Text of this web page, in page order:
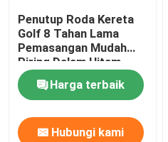
Penutup Roda Kereta
Golf 8 Tahan Lama
Pemasangan Mudah
Piring Dalam Hitam
Mengkilap
Harga terbaik
Hubungi kami